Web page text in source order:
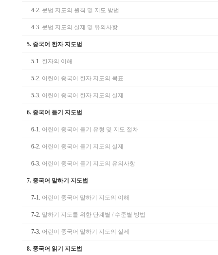
4-2. 문법 지도의 원칙 및 지도 방법
4-3. 문법 지도의 실제 및 유의사항
5. 중국어 한자 지도법
5-1. 한자의 이해
5-2. 어린이 중국어 한자 지도의 목표
5-3. 어린이 중국어 한자 지도의 실제
6. 중국어 듣기 지도법
6-1. 어린이 중국어 듣기 유형 및 지도 절차
6-2. 어린이 중국어 듣기 지도의 실제
6-3. 어린이 중국어 듣기 지도의 유의사항
7. 중국어 말하기 지도법
7-1. 어린이 중국어 말하기 지도의 이해
7-2. 말하기 지도를 위한 단계별 / 수준별 방법
7-3. 어린이 중국어 말하기 지도의 실제
8. 중국어 읽기 지도법